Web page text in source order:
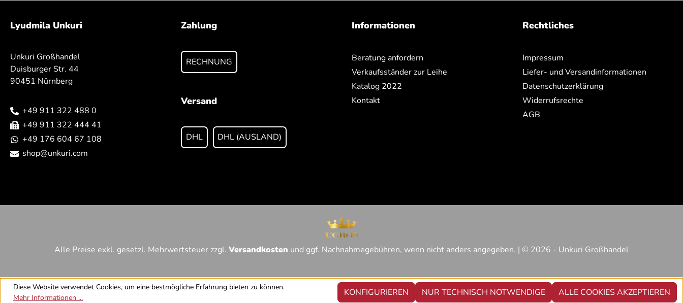
Lyudmila Unkuri
Unkuri Großhandel
Duisburger Str. 44
90451 Nürnberg
+49 911 322 488 0
+49 911 322 444 41
+49 176 604 67 108
shop@unkuri.com
Zahlung
RECHNUNG
Versand
DHL DHL (AUSLAND)
Informationen
Beratung anfordern
Verkaufsständer zur Leihe
Katalog 2022
Kontakt
Rechtliches
Impressum
Liefer- und Versandinformationen
Datenschutzerklärung
Widerrufsrechte
AGB
Alle Preise exkl. gesetzl. Mehrwertsteuer zzgl. Versandkosten und ggf. Nachnahmegebühren, wenn nicht anders angegeben. | © 2026 - Unkuri Großhandel
Diese Website verwendet Cookies, um eine bestmögliche Erfahrung bieten zu können.
Mehr Informationen ...
NUR TECHNISCH NOTWENDIGE
KONFIGURIEREN ALLE COOKIES AKZEPTIEREN